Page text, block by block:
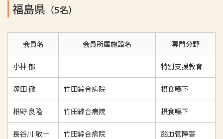
福島県 （5名）
会員名 会員所属施設名 専門分野
小林 郁 特別支援教育
塚田 徹 竹田綜合病院 摂食嚥下
椎野 良隆 竹田綜合病院 摂食嚥下
長谷川 敬一 竹田綜合病院 脳血管障害